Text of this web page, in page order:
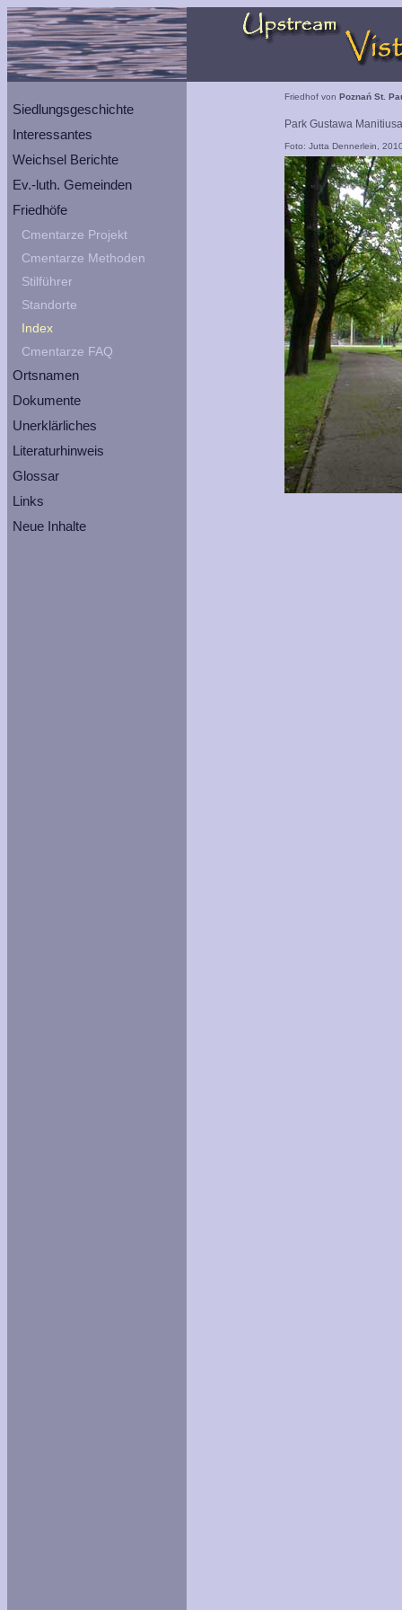
Siedlungsgeschichte
Interessantes
Weichsel Berichte
Ev.-luth. Gemeinden
Friedhöfe
Cmentarze Projekt
Cmentarze Methoden
Stilführer
Standorte
Index
Cmentarze FAQ
Ortsnamen
Dokumente
Unerklärliches
Literaturhinweis
Glossar
Links
Neue Inhalte
Friedhof von Poznań St.
Park Gustawa
Foto: Jutta Dennerlein,